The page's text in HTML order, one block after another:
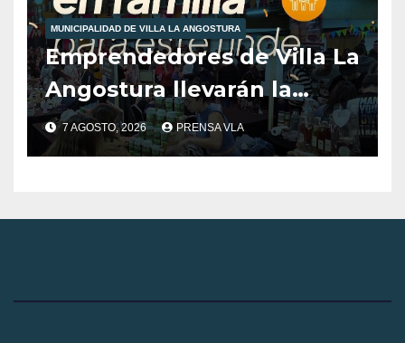
MUNICIPALIDAD DE VILLA LA ANGOSTURA
Emprendedores de Villa La
Angostura llevarán la
producción local a Tienda
de Sabores.
7 AGOSTO, 2026 PRENSA VLA